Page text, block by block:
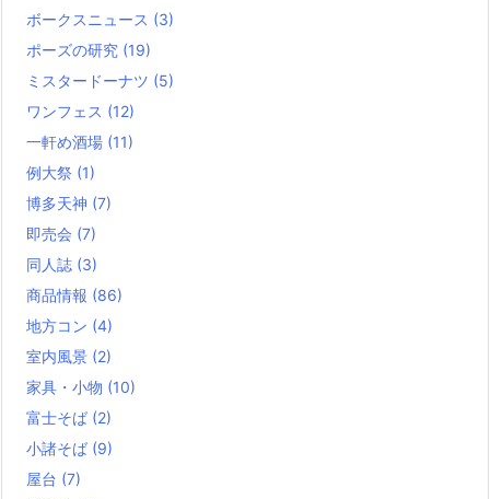
ボークスニュース (3)
ポーズの研究 (19)
ミスタードーナツ (5)
ワンフェス (12)
一軒め酒場 (11)
例大祭 (1)
博多天神 (7)
即売会 (7)
同人誌 (3)
商品情報 (86)
地方コン (4)
室内風景 (2)
家具・小物 (10)
富士そば (2)
小諸そば (9)
屋台 (7)